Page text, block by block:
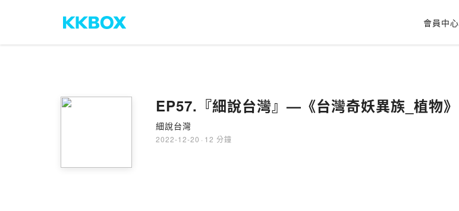
會員中心
EP57.『細說台灣』—《台灣奇妖異族_植物》
細說台灣
2022-12-20 · 12 分鐘